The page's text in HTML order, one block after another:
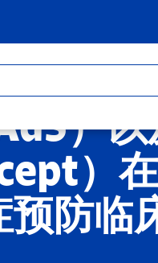
）以
）
防临